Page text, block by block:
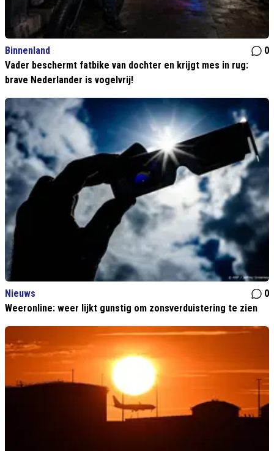
Binnenland
0
Vader beschermt fatbike van dochter en krijgt mes in rug:
brave Nederlander is vogelvrij!
Nieuws
0
Weeronline: weer lijkt gunstig om zonsverduistering te zien